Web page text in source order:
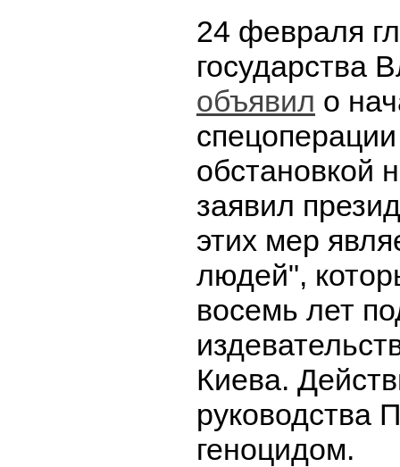
24 февраля
государства
объявил о
обстановкой
заявил
этих мер
людей",
восемь лет
Киева.
руководства
геноцидом.